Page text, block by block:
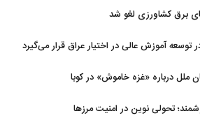
برق کشاورزی لغو شد
توسعه آموزش عالی در اختیار عراق قرار می‌گیرد
ملل درباره «غزه‌ خاموش» در کوبا
تحولی نوین در امنیت مرزها